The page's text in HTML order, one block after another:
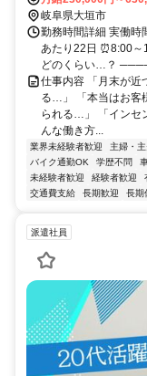
岐阜県大垣市
勤務時間詳細 実働時
あたり22日 ⏰8:00～
どのくらい…？
仕事内容 「月末が近
る…」 「本当はお客
られる…」 「インセ
んな働き方...
業界未経験者歓迎 主婦・
バイク通勤OK
学歴不問
未経験者歓迎
経験者歓迎
交通費支給
長期歓迎 長期
派遣社員